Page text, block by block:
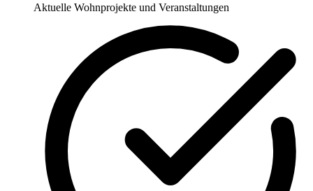
Aktuelle Wohnprojekte und Veranstaltungen